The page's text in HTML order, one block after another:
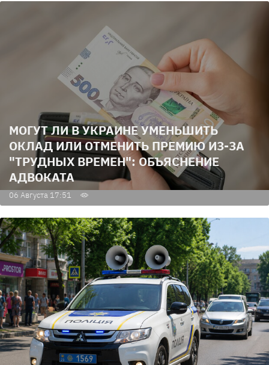
МОГУТ ЛИ В УКРАИНЕ УМЕНЬШИТЬ
ОКЛАД ИЛИ ОТМЕНИТЬ ПРЕМИЮ ИЗ-ЗА
"ТРУДНЫХ ВРЕМЕН": ОБЪЯСНЕНИЕ
АДВОКАТА
06 Августа 17:51